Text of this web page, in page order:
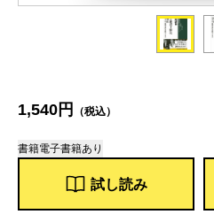
1,540円 （税込）
書籍電子書籍あり
試し読み